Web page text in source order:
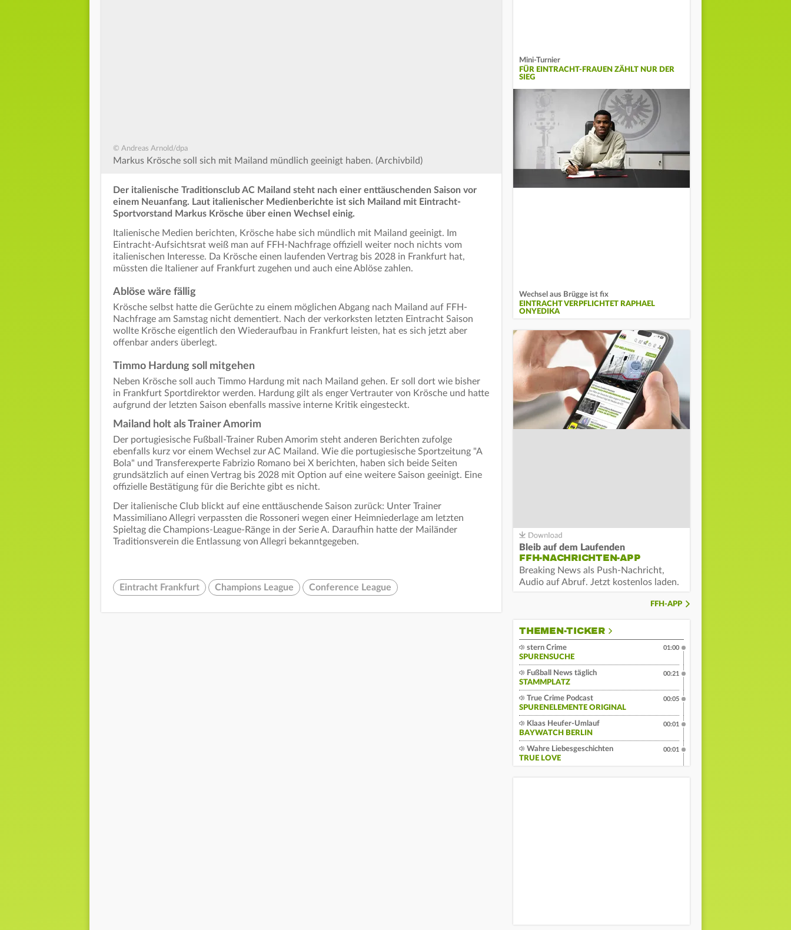
© Andreas Arnold/dpa
Markus Krösche soll sich mit Mailand mündlich geeinigt haben. (Archivbild)
Der italienische Traditionsclub AC Mailand steht nach einer enttäuschenden Saison vor
einem Neuanfang. Laut italienischer Medienberichte ist sich Mailand mit Eintracht-
Sportvorstand Markus Krösche über einen Wechsel einig.
Italienische Medien berichten, Krösche habe sich mündlich mit Mailand geeinigt. Im
Eintracht-Aufsichtsrat weiß man auf FFH-Nachfrage offiziell weiter noch nichts vom
italienischen Interesse. Da Krösche einen laufenden Vertrag bis 2028 in Frankfurt hat,
müssten die Italiener auf Frankfurt zugehen und auch eine Ablöse zahlen.
Ablöse wäre fällig
Krösche selbst hatte die Gerüchte zu einem möglichen Abgang nach Mailand auf FFH-
Nachfrage am Samstag nicht dementiert. Nach der verkorksten letzten Eintracht Saison
wollte Krösche eigentlich den Wiederaufbau in Frankfurt leisten, hat es sich jetzt aber
offenbar anders überlegt.
Timmo Hardung soll mitgehen
Neben Krösche soll auch Timmo Hardung mit nach Mailand gehen. Er soll dort wie bisher
in Frankfurt Sportdirektor werden. Hardung gilt als enger Vertrauter von Krösche und hatte
aufgrund der letzten Saison ebenfalls massive interne Kritik eingesteckt.
Mailand holt als Trainer Amorim
Der portugiesische Fußball-Trainer Ruben Amorim steht anderen Berichten zufolge
ebenfalls kurz vor einem Wechsel zur AC Mailand. Wie die portugiesische Sportzeitung "A
Bola" und Transferexperte Fabrizio Romano bei X berichten, haben sich beide Seiten
grundsätzlich auf einen Vertrag bis 2028 mit Option auf eine weitere Saison geeinigt. Eine
offizielle Bestätigung für die Berichte gibt es nicht.
Der italienische Club blickt auf eine enttäuschende Saison zurück: Unter Trainer
Massimiliano Allegri verpassten die Rossoneri wegen einer Heimniederlage am letzten
Spieltag die Champions-League-Ränge in der Serie A. Daraufhin hatte der Mailänder
Traditionsverein die Entlassung von Allegri bekanntgegeben.
Eintracht Frankfurt Champions League Conference League
Mini-Turnier
FÜR EINTRACHT-FRAUEN ZÄHLT NUR DER
SIEG
Wechsel aus Brügge ist fix
EINTRACHT VERPFLICHTET RAPHAEL
ONYEDIKA
Bleib auf dem Laufenden
FFH-NACHRICHTEN-APP
Breaking News als Push-Nachricht,
Audio auf Abruf. Jetzt kostenlos laden.
FFH-APP
THEMEN-TICKER
stern Crime
SPURENSUCHE
01:00
Fußball News täglich
STAMMPLATZ
00:21
True Crime Podcast
SPURENELEMENTE ORIGINAL
00:05
Klaas Heufer-Umlauf
BAYWATCH BERLIN
00:01
Wahre Liebesgeschichten
TRUE LOVE
00:01